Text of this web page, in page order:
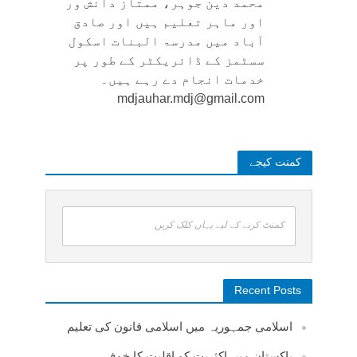
اور ماہر تعلیم ہیں اور صادق
آباد میں مدرسۃ البنات اسکول
سسٹمز کے ڈائریکٹر کے طور پر
خدمات انجام دے رہے ہیں۔
mdjauhar.mdj@gmail.com
کمنت کیجے
کمنٹ کرنے کے لیے یہاں کلک کریں
Recent Posts
اسلامی جمہوریہ میں اسلامی قانون کی تعلیم